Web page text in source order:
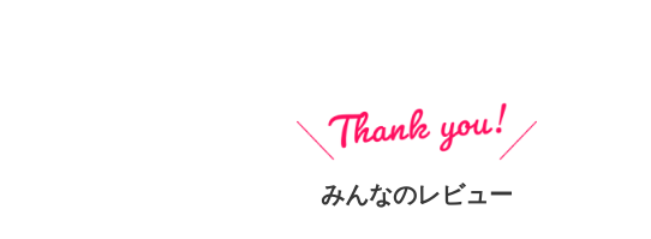
みんなのレビュー